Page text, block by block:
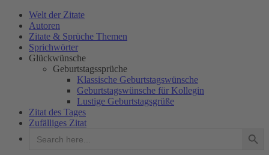
Welt der Zitate
Autoren
Zitate & Sprüche Themen
Sprichwörter
Glückwünsche
Geburtstagssprüche
Klassische Geburtstagswünsche
Geburtstagswünsche für Kollegin
Lustige Geburtstagsgrüße
Zitat des Tages
Zufälliges Zitat
for: